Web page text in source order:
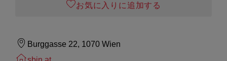
お気に入りに追加する
Burggasse 22, 1070 Wien